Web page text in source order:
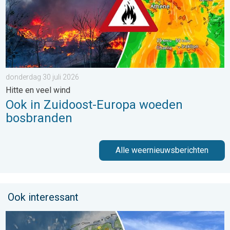
donderdag 30 juli 2026
Hitte en veel wind
Ook in Zuidoost-Europa woeden
bosbranden
Alle weernieuwsberichten
Ook interessant
Fraai zomerweer om eropuit te trekken. Weekendweer. . .